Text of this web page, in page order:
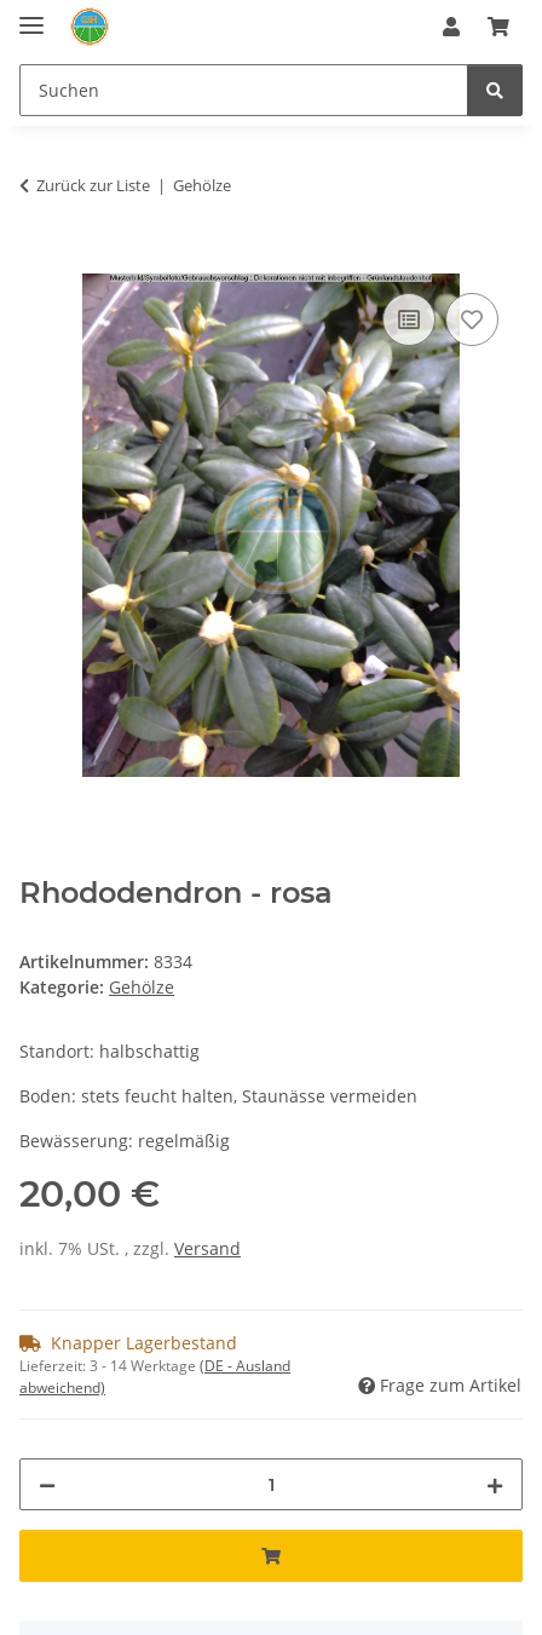
Zurück zur Liste Gehölze
Rhododendron - rosa
Artikelnummer: 8334
Kategorie: Gehölze
Standort: halbschattig
Boden: stets feucht halten, Staunässe vermeiden
Bewässerung: regelmäßig
20,00 €
inkl. 7% USt. , zzgl. Versand
Knapper Lagerbestand
Lieferzeit:3 - 14 Werktage (DE - Ausland
abweichend)
Frage zum Artikel